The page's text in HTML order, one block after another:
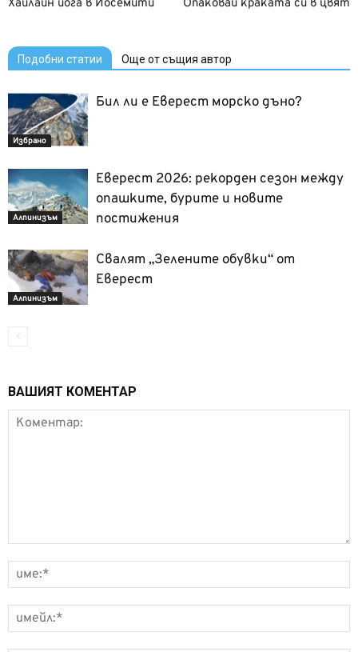
Хайлайн йога в Йосемити Опаковай краката си в цвят
Подобни статии Още от същия автор
Избрано
Бил ли е Еверест морско дъно?
Алпинизъм
Еверест 2026: рекорден сезон между
опашките, бурите и новите
постижения
Алпинизъм
Свалят „Зелените обувки“ от
Еверест
ВАШИЯТ КОМЕНТАР